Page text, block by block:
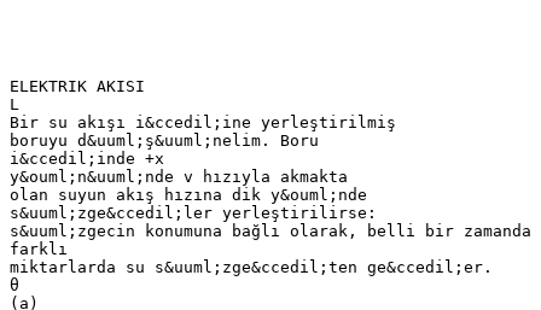
ELEKTRIK AKISI
L
Bir su akışı i&ccedil;ine yerleştirilmiş
boruyu d&uuml;ş&uuml;nelim. Boru
i&ccedil;inde +x
y&ouml;n&uuml;nde v hızıyla akmakta
olan suyun akış hızına dik y&ouml;nde
s&uuml;zge&ccedil;ler yerleştirilirse:
s&uuml;zgecin konumuna bağlı olarak, belli bir zamanda
farklı
miktarlarda su s&uuml;zge&ccedil;ten ge&ccedil;er.
θ
(a)